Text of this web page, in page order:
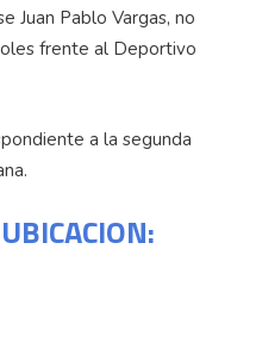
Juan Pablo Vargas, no
frente al Deportivo
a la segunda